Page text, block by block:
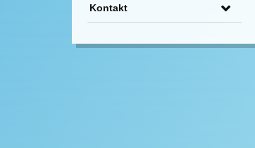
Kontakt